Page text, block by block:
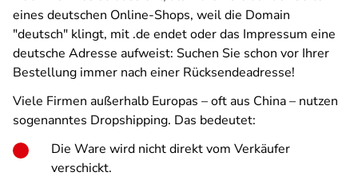
eines deutschen Online-Shops, weil die Domain
"deutsch" klingt, mit .de endet oder das Impressum eine
deutsche Adresse aufweist: Suchen Sie schon vor Ihrer
Bestellung immer nach einer Rücksendeadresse!
Viele Firmen außerhalb Europas – oft aus China – nutzen
sogenanntes Dropshipping. Das bedeutet:
Die Ware wird nicht direkt vom Verkäufer
verschickt.